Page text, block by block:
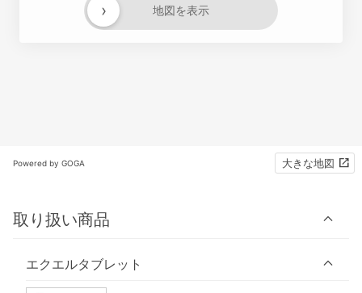
地図を表示
›
Powered by GOGA 大きな地図
取り扱い商品
エクエルタブレット